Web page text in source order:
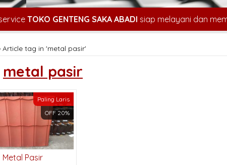
TOKO GENTENG SAKA ABADI siap melayani dan
Article tag in 'metal pasir'
metal pasir
Paling Laris
OFF 20%
Metal Pasir